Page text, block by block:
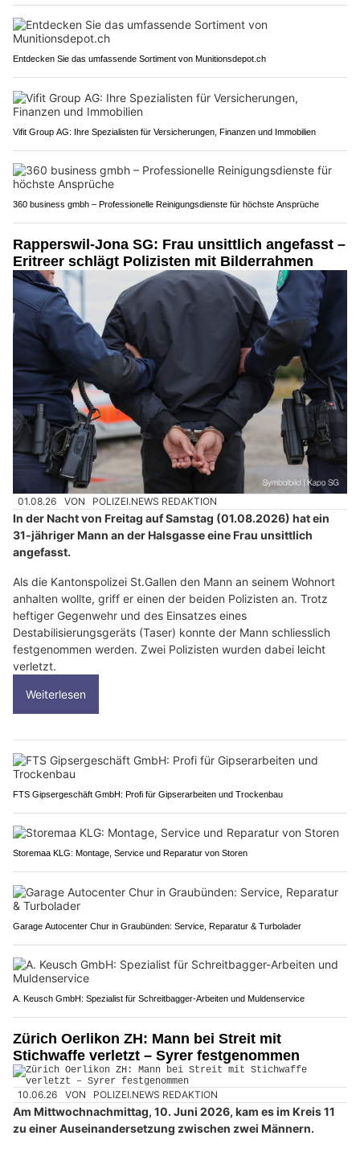
Entdecken Sie das umfassende Sortiment von Munitionsdepot.ch
Vifit Group AG: Ihre Spezialisten für Versicherungen, Finanzen und Immobilien
360 business gmbh – Professionelle Reinigungsdienste für höchste Ansprüche
Rapperswil-Jona SG: Frau unsittlich angefasst –
Eritreer schlägt Polizisten mit Bilderrahmen
01.08.26 VON POLIZEI.NEWS REDAKTION
In der Nacht von Freitag auf Samstag (01.08.2026) hat ein
31-jähriger Mann an der Halsgasse eine Frau unsittlich
angefasst.
Als die Kantonspolizei St.Gallen den Mann an seinem Wohnort
anhalten wollte, griff er einen der beiden Polizisten an. Trotz
heftiger Gegenwehr und des Einsatzes eines
Destabilisierungsgeräts (Taser) konnte der Mann schliesslich
festgenommen werden. Zwei Polizisten wurden dabei leicht
verletzt.
Weiterlesen
FTS Gipsergeschäft GmbH: Profi für Gipserarbeiten und Trockenbau
Storemaa KLG: Montage, Service und Reparatur von Storen
Garage Autocenter Chur in Graubünden: Service, Reparatur & Turbolader
A. Keusch GmbH: Spezialist für Schreitbagger-Arbeiten und Muldenservice
Zürich Oerlikon ZH: Mann bei Streit mit
Stichwaffe verletzt – Syrer festgenommen
10.06.26 VON POLIZEI.NEWS REDAKTION
Am Mittwochnachmittag, 10. Juni 2026, kam es im Kreis 11
zu einer Auseinandersetzung zwischen zwei Männern.